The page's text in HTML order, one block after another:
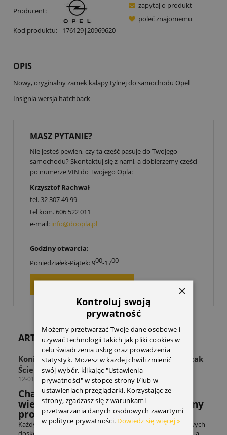
Producent:
Kod produktu: 176129|20969620
zapytaj o produkt
poleć znajomemu
OPIS
Nowy, oryginalny zamek kalapy tylnej do samochodu Opel
Insignia wersja hatchback
MASZ PYTANIE?
Nie jesteś pewien, czy ta część pasuje do Twojego
samochodu? Skontaktuj się z nami, a dobierzemy części
po numerze VIN do Twojego Opla:
Krzysztof Rachwał
tel.32 307 49 99
tel kom.606 522 011
e-mail: info@doopla.pl
Godziny otwarcia:
Poniedziałek-Piątek: 900-1700
ARTYKUŁY
Koniec z zagraconą przestrzenią! Odkryj Wieszak
Ścienny THULE Wall Hanger
12-01-2026
Chaos w strefie sprzętu? Sprawdź jak
wieszak THULE rozwiązuje powszechny
problem miłośników sportów.
Każdy entuzjasta sportów rowerowych czy sportów zimowych
×
Kontroluj swoją
prywatność
Możemy przetwarzać Twoje dane osobowe i
używać technologii takich jak pliki cookies w
celu świadczenia usług oraz prowadzenia
statystyk. Możesz w każdej chwili zmienić
swój wybór, klikając "Ustawienia
prywatności" w stopce strony i/lub w
ustawieniach przeglądarki. Korzystając ze
strony, zgadzasz się z warunkami
przetwarzania danych osobowych zawartymi
w polityce prywatności. Dowiedz się więcej »